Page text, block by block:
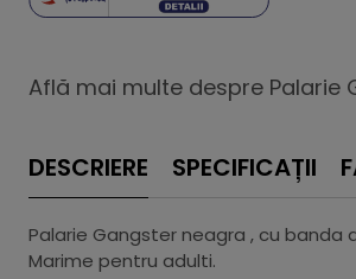
Află mai multe despre Palarie
DESCRIERE SPECIFICAȚII
Palarie Gangster neagra , cu banda
Marime pentru adulti.